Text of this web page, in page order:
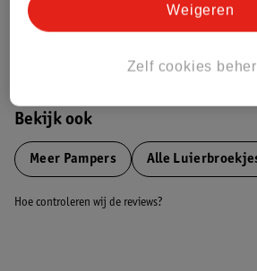
Bekijk ook
Meer Pampers Alle
Hoe controleren wij de reviews?
Zelf cookies
Weigeren